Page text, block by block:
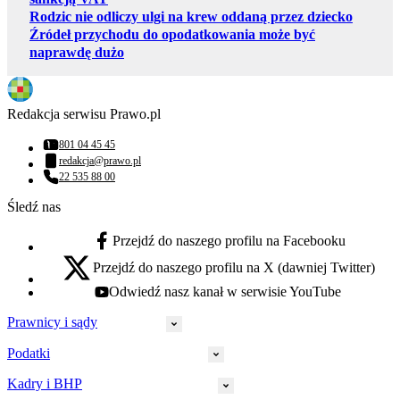
Rodzic nie odliczy ulgi na krew oddaną przez dziecko
Źródeł przychodu do opodatkowania może być
naprawdę dużo
Redakcja serwisu Prawo.pl
Numer telefonu:
801 04 45 45
Adres email:
redakcja@prawo.pl
Numer telefonu:
22 535 88 00
Śledź nas
facebook - otwiera się w nowej karcie
Przejdź do naszego profilu na Facebooku
x - otwiera się w nowej karcie
Przejdź do naszego profilu na X (dawniej Twitter)
youtube - otwiera się w nowej karcie
Odwiedź nasz kanał w serwisie YouTube
Prawnicy i sądy
Prawnicy
Podatki
Kadry i BHP